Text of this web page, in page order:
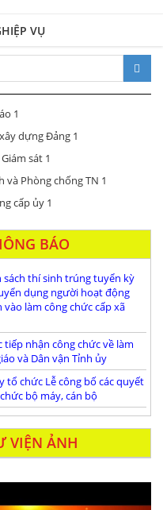
VỤ
Xây dựng Đảng bộ và hệ
BÁO
thí sinh trúng tuyển kỳ
dụng người hoạt động
làm công chức cấp xã
tiếp nhận công chức về làm
và Dân vận Tỉnh ủy
tổ chức Lễ công bố các quyết
bộ máy, cán bộ
VIỆN ẢNH